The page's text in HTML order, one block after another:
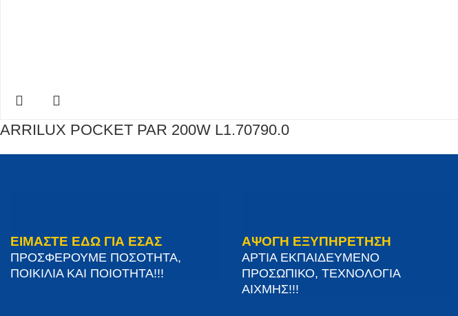
ARRILUX POCKET PAR 200W L1.70790.0
ΕΙΜΑΣΤΕ ΕΔΩ ΓΙΑ ΕΣΑΣ
ΠΡΟΣΦΕΡΟΥΜΕ ΠΟΣΟΤΗΤΑ,
ΠΟΙΚΙΛΙΑ ΚΑΙ ΠΟΙΟΤΗΤΑ!!!
ΑΨΟΓΗ ΕΞΥΠΗΡΕΤΗΣΗ
ΑΡΤΙΑ ΕΚΠΑΙΔΕΥΜΕΝΟ
ΠΡΟΣΩΠΙΚΟ, ΤΕΧΝΟΛΟΓΙΑ
ΑΙΧΜΗΣ!!!